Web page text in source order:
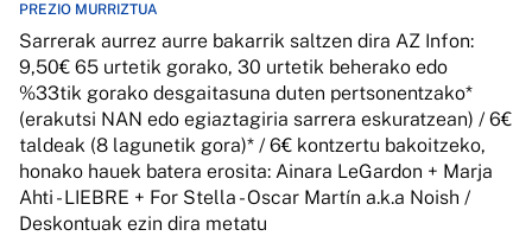
PREZIO MURRIZTUA
Sarrerak aurrez aurre bakarrik saltzen dira AZ Infon:
9,50€ 65 urtetik gorako, 30 urtetik beherako edo
%33tik gorako desgaitasuna duten pertsonentzako*
(erakutsi NAN edo egiaztagiria sarrera eskuratzean) / 6€
taldeak (8 lagunetik gora)* / 6€ kontzertu bakoitzeko,
honako hauek batera erosita: Ainara LeGardon + Marja
Ahti - LIEBRE + For Stella - Oscar Martín a.k.a Noish /
Deskontuak ezin dira metatu